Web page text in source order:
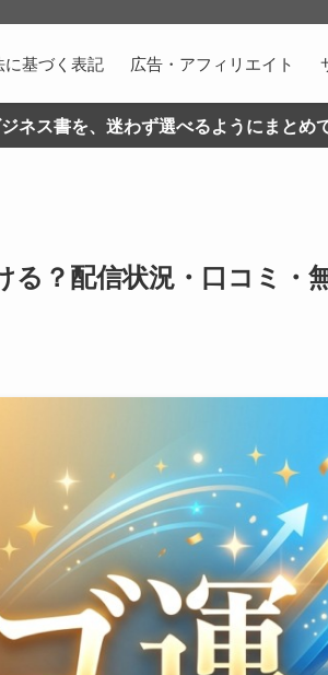
基づく表記 広告・アフィリエイト
ネス書を、迷わず選べるようにまとめ
る？配信状況・口コミ・